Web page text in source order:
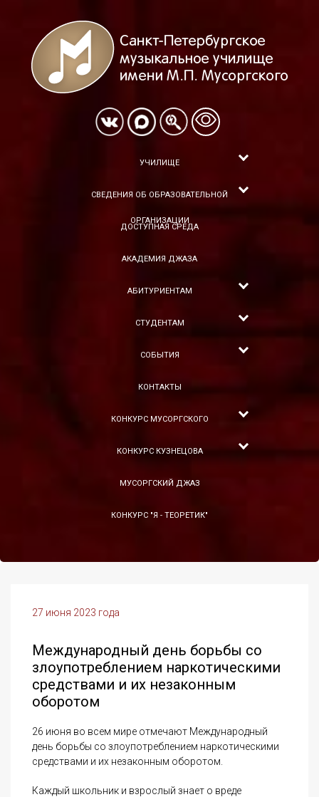
УЧИЛИЩЕ
СВЕДЕНИЯ ОБ ОБРАЗОВАТЕЛЬНОЙ
ОРГАНИЗАЦИИ
ДОСТУПНАЯ СРЕДА
АКАДЕМИЯ ДЖАЗА
АБИТУРИЕНТАМ
СТУДЕНТАМ
СОБЫТИЯ
КОНТАКТЫ
КОНКУРС МУСОРГСКОГО
КОНКУРС КУЗНЕЦОВА
МУСОРГСКИЙ ДЖАЗ
КОНКУРС "Я - ТЕОРЕТИК"
27 июня 2023 года
Международный день борьбы со
злоупотреблением наркотическими
средствами и их незаконным
оборотом
26 июня во всем мире отмечают Международный
день борьбы со злоупотреблением наркотическими
средствами и их незаконным оборотом.
Каждый школьник и взрослый знает о вреде